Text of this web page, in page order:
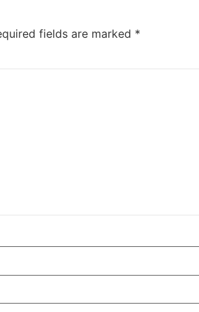
fields are marked *